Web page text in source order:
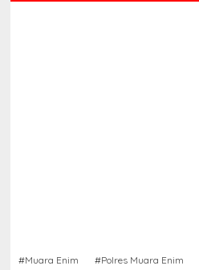
#Muara Enim #Polres Muara Enim